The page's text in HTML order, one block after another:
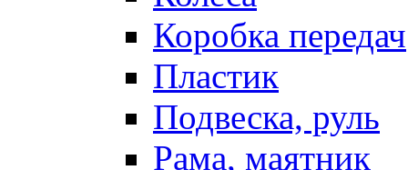
Коробка передач
Пластик
Подвеска, руль
Рама, маятник